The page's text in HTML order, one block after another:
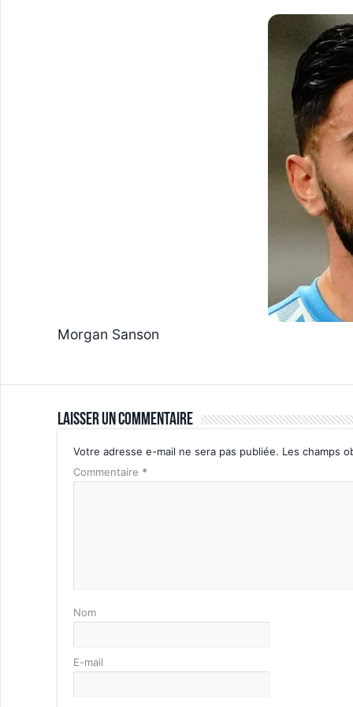
Morgan Sanson
Laisser un commentaire
Votre adresse e-mail ne sera pas publiée. Les champs
Commentaire *
Nom
E-mail